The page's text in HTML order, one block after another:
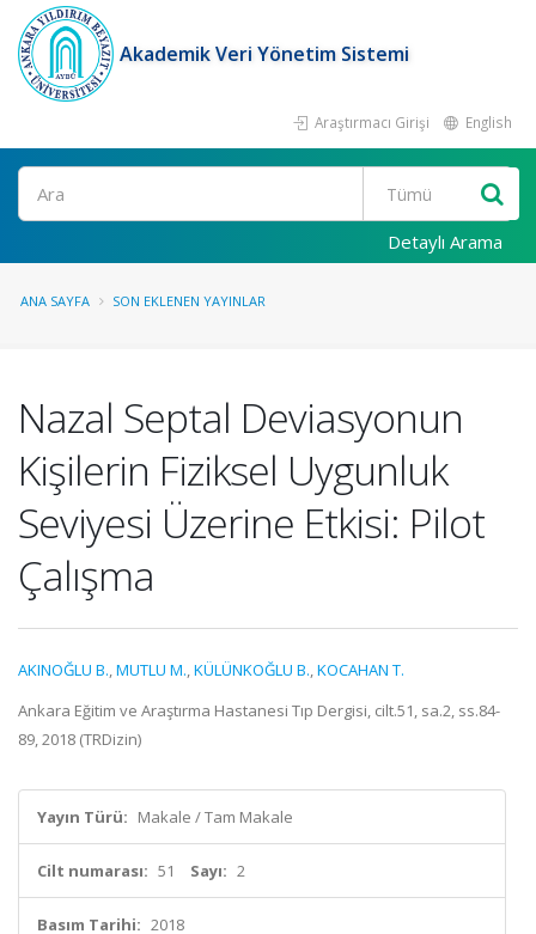
Akademik Veri Yönetim Sistemi
Araştırmacı Girişi English
Ara
Detaylı Arama
ANA SAYFA SON EKLENEN YAYINLAR
Nazal Septal Deviasyonun
Kişilerin Fiziksel Uygunluk
Seviyesi Üzerine Etkisi: Pilot
Çalışma
AKINOĞLU B.,MUTLU M.,KÜLÜNKOĞLU B.,KOCAHAN T.
Ankara Eğitim ve Araştırma Hastanesi Tıp Dergisi, cilt.51, sa.2, ss.84-
89, 2018 (TRDizin)
Yayın Türü: Makale / Tam Makale
Cilt numarası: 51 Sayı: 2
Basım Tarihi: 2018